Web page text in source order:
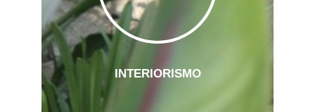
INTERIORISMO